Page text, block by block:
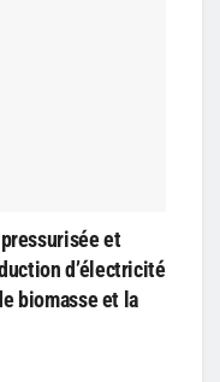
et
d’électricité
biomasse et la